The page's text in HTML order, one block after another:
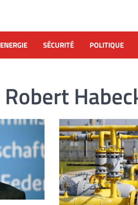
ENERGIE SÉCURITÉ POLITIQUE
Robert